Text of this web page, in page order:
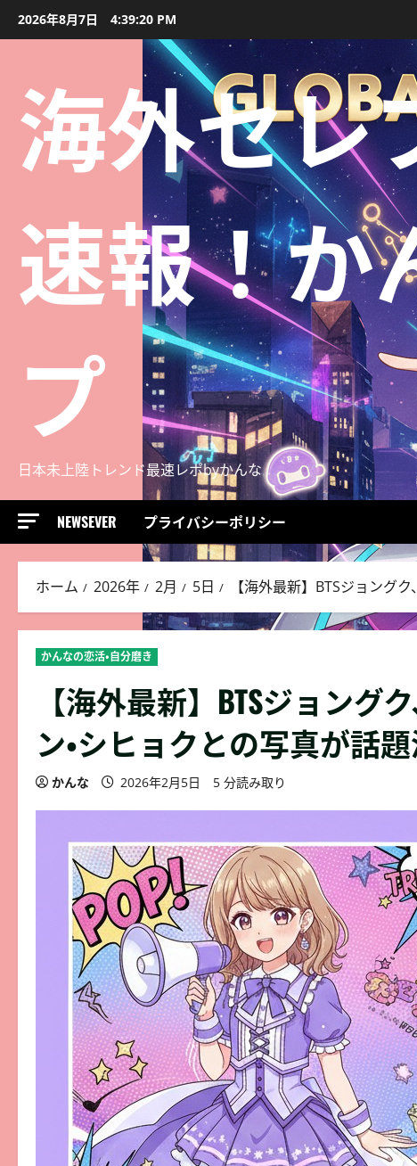
2026年8月7日 4:39:21 PM
海外セレ
速報！か
プ
日本未上陸トレンド最速レポbyかんな
NEWSEVER プライバシーポリシー
ホーム 2026年 2月 5日 【海外最新】BTSジョング
かんなの恋活・自分磨き
【海外最新】BTSジョング
ン・シヒョクとの写真が話題
かんな 2026年2月5日 5 分読み取り